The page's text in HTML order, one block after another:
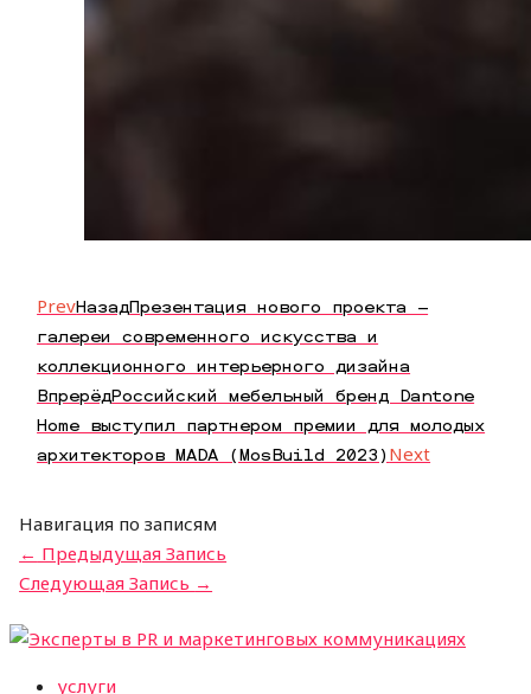
PrevНазадПрезентация нового проекта –
галереи современного искусства и
коллекционного интерьерного дизайна
ВпрерёдРоссийский мебельный бренд Dantone
Home выступил партнером премии для молодых
архитекторов MADA (MosBuild 2023) Next
Навигация по записям
← Предыдущая Запись
Следующая Запись →
услуги